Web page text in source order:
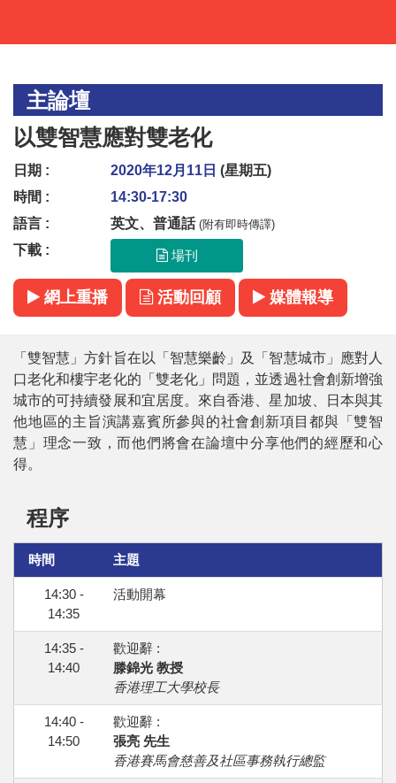
主論壇
以雙智慧應對雙老化
日期 : 2020年12月11日 (星期五)
時間 :
14:30-17:30
語言 :
英文、普通話(附有即時傳譯)
下載 : 場刊
網上重播 活動回顧 媒體報導
「雙智慧」方針旨在以「智慧樂齡」及「智慧城市」應對人
口老化和樓宇老化的「雙老化」問題，並透過社會創新增強
城市的可持續發展和宜居度。來自香港、星加坡、日本與其
他地區的主旨演講嘉賓所參與的社會創新項目都與「雙智
慧」理念一致，而他們將會在論壇中分享他們的經歷和心
得。
程序
時間 主題
14:30 -
14:35
活動開幕
14:35 -
14:40
歡迎辭 :
滕錦光 教授
香港理工大學校長
14:40 -
14:50
歡迎辭 :
張亮 先生
香港賽馬會慈善及社區事務執行總監